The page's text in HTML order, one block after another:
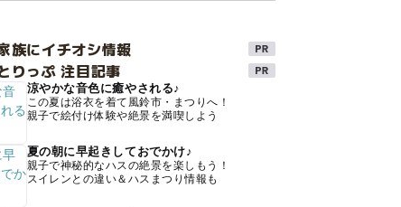
族にイチオシ情報
りっぷ 注目記事
涼やかな音色に癒やされる♪
この夏は浴衣を着て風鈴市・まつりへ！
親子で絵付け体験や絶景を満喫しよう
夏の朝に早起きしておでかけ♪
親子で神秘的なハスの絶景を楽しもう！
スイレンとの違い＆ハスまつり情報も